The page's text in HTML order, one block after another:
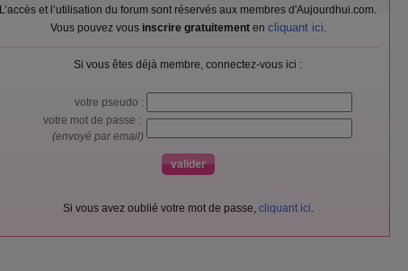
L’accès et l’utilisation du forum sont réservés aux membres d'Aujourdhui.com.
Vous pouvez vous inscrire gratuitementen cliquant ici.
Si vous êtes déjà membre, connectez-vous ici :
votre pseudo :
votre mot de passe :
(envoyé par email)
Si vous avez oublié votre mot de passe, cliquant ici.